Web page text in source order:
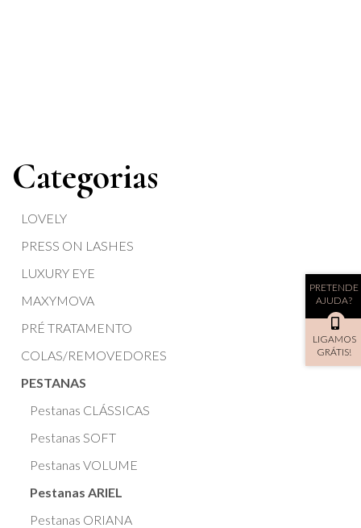
Categorias
LOVELY
PRESS ON LASHES
LUXURY EYE
MAXYMOVA
PRÉ TRATAMENTO
COLAS/REMOVEDORES
PESTANAS
Pestanas CLÁSSICAS
Pestanas SOFT
Pestanas VOLUME
Pestanas ARIEL
Pestanas ORIANA
PRETENDE
AJUDA?
LIGAMOS
GRÁTIS!